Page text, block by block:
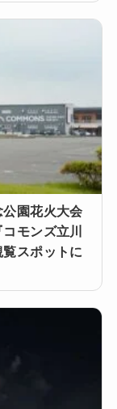
公園花火大会
モンズ立川
スポットに